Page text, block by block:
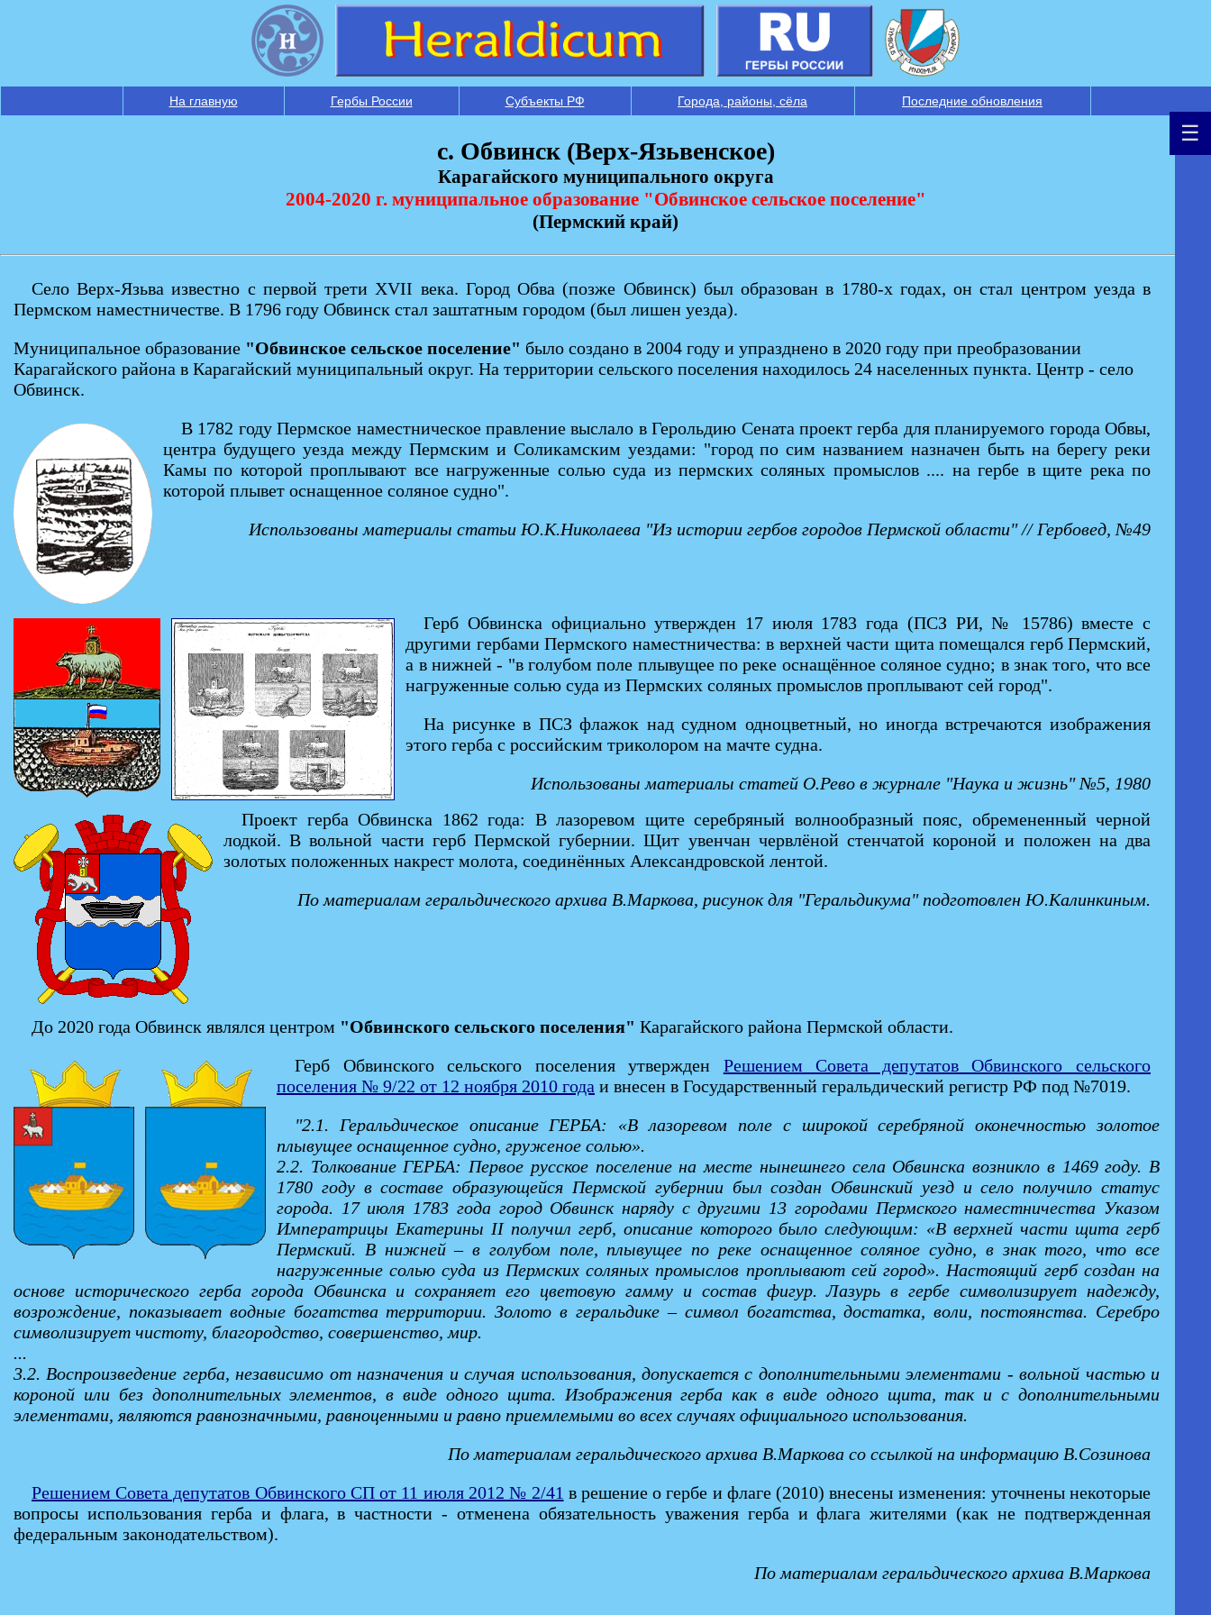
На главную Гербы России Субъекты РФ Города, районы, сёла Последние обновления
с. Обвинск (Верх-Язьвенское)
Карагайского муниципального округа
2004-2020 г. муниципальное образование "Обвинское сельское поселение"
(Пермский край)
Село Верх-Язьва известно с первой трети XVII века. Город Обва (позже Обвинск) был образован в 1780-х годах, он стал центром уезда в
Пермском наместничестве. В 1796 году Обвинск стал заштатным городом (был лишен уезда).
Муниципальное образование "Обвинское сельское поселение" было создано в 2004 году и упразднено в 2020 году при преобразовании
Карагайского района в Карагайский муниципальный округ. На территории сельского поселения находилось 24 населенных пункта. Центр - село
Обвинск.
В 1782 году Пермское наместническое правление выслало в Герольдию Сената проект герба для планируемого города Обвы,
центра будущего уезда между Пермским и Соликамским уездами: "город по сим названием назначен быть на берегу реки
Камы по которой проплывают все нагруженные солью суда из пермских соляных промыслов .... на гербе в щите река по
которой плывет оснащенное соляное судно".
Использованы материалы статьи Ю.К.Николаева "Из истории гербов городов Пермской области" // Гербовед, №49
Герб Обвинска официально утвержден 17 июля 1783 года (ПСЗ РИ, № 15786) вместе с
другими гербами Пермского наместничества: в верхней части щита помещался герб Пермский,
а в нижней - "в голубом поле плывущее по реке оснащённое соляное судно; в знак того, что все
нагруженные солью суда из Пермских соляных промыслов проплывают сей город".
На рисунке в ПСЗ флажок над судном одноцветный, но иногда встречаются изображения
этого герба с российским триколором на мачте судна.
Использованы материалы статей О.Рево в журнале "Наука и жизнь" №5, 1980
Проект герба Обвинска 1862 года: В лазоревом щите серебряный волнообразный пояс, обремененный черной
лодкой. В вольной части герб Пермской губернии. Щит увенчан червлёной стенчатой короной и положен на два
золотых положенных накрест молота, соединённых Александровской лентой.
По материалам геральдического архива В.Маркова, рисунок для "Геральдикума" подготовлен Ю.Калинкиным.
До 2020 года Обвинск являлся центром "Обвинского сельского поселения" Карагайского района Пермской области.
Герб Обвинского сельского поселения утвержден Решением Совета депутатов Обвинского сельского
поселения № 9/22 от 12 ноября 2010 года и внесен в Государственный геральдический регистр РФ под №7019.
"2.1. Геральдическое описание ГЕРБА: «В лазоревом поле с широкой серебряной оконечностью золотое
плывущее оснащенное судно, груженое солью».
2.2. Толкование ГЕРБА: Первое русское поселение на месте нынешнего села Обвинска возникло в 1469 году. В
1780 году в составе образующейся Пермской губернии был создан Обвинский уезд и село получило статус
города. 17 июля 1783 года город Обвинск наряду с другими 13 городами Пермского наместничества Указом
Императрицы Екатерины II получил герб, описание которого было следующим: «В верхней части щита герб
Пермский. В нижней – в голубом поле, плывущее по реке оснащенное соляное судно, в знак того, что все
нагруженные солью суда из Пермских соляных промыслов проплывают сей город». Настоящий герб создан на
основе исторического герба города Обвинска и сохраняет его цветовую гамму и состав фигур. Лазурь в гербе символизирует надежду,
возрождение, показывает водные богатства территории. Золото в геральдике – символ богатства, достатка, воли, постоянства. Серебро
символизирует чистоту, благородство, совершенство, мир.
...
3.2. Воспроизведение герба, независимо от назначения и случая использования, допускается с дополнительными элементами - вольной частью и
короной или без дополнительных элементов, в виде одного щита. Изображения герба как в виде одного щита, так и с дополнительными
элементами, являются равнозначными, равноценными и равно приемлемыми во всех случаях официального использования.
По материалам геральдического архива В.Маркова со ссылкой на информацию В.Созинова
Решением Совета депутатов Обвинского СП от 11 июля 2012 № 2/41 в решение о гербе и флаге (2010) внесены изменения: уточнены некоторые
вопросы использования герба и флага, в частности - отменена обязательность уважения герба и флага жителями (как не подтвержденная
федеральным законодательством).
По материалам геральдического архива В.Маркова